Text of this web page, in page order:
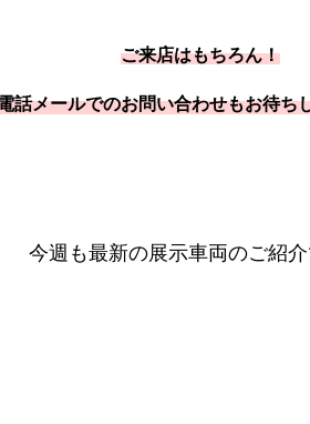
ご来店はもちろん！
話メールでのお問い合わせもお待ち
今週も最新の展示車両のご紹介